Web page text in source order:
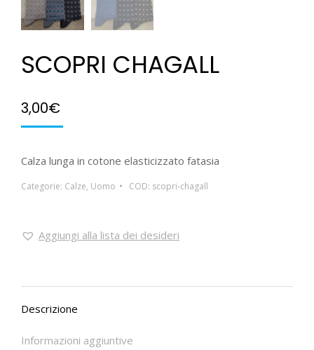
SCOPRI CHAGALL
3,00€
Calza lunga in cotone elasticizzato fatasia
Categorie: Calze, Uomo COD: scopri-chagall
Aggiungi alla lista dei desideri
Descrizione
Informazioni aggiuntive